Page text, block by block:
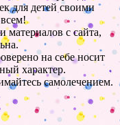
для детей своими
материалов с сайта,
на себе носит
характер.
самолечением.